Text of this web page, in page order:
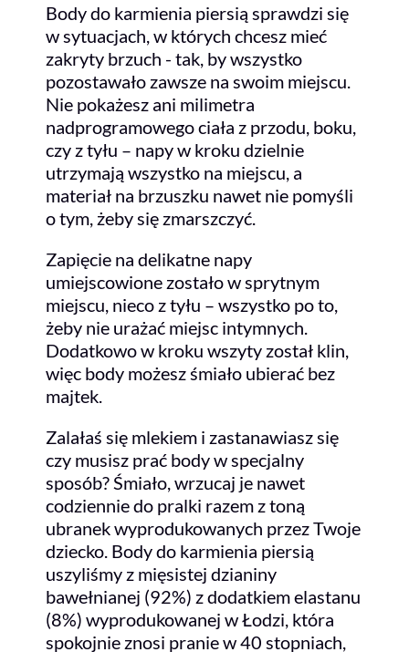
Body do karmienia piersią sprawdzi się
w sytuacjach, w których chcesz mieć
zakryty brzuch - tak, by wszystko
pozostawało zawsze na swoim miejscu.
Nie pokażesz ani milimetra
nadprogramowego ciała z przodu, boku,
czy z tyłu – napy w kroku dzielnie
utrzymają wszystko na miejscu, a
materiał na brzuszku nawet nie pomyśli
o tym, żeby się zmarszczyć.
Zapięcie na delikatne napy
umiejscowione zostało w sprytnym
miejscu, nieco z tyłu – wszystko po to,
żeby nie urażać miejsc intymnych.
Dodatkowo w kroku wszyty został klin,
więc body możesz śmiało ubierać bez
majtek.
Zalałaś się mlekiem i zastanawiasz się
czy musisz prać body w specjalny
sposób? Śmiało, wrzucaj je nawet
codziennie do pralki razem z toną
ubranek wyprodukowanych przez Twoje
dziecko. Body do karmienia piersią
uszyliśmy z mięsistej dzianiny
bawełnianej (92%) z dodatkiem elastanu
(8%) wyprodukowanej w Łodzi, która
spokojnie znosi pranie w 40 stopniach,